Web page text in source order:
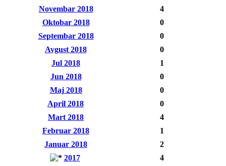
Novembar 2018
4
Oktobar 2018
0
Septembar 2018
0
Avgust 2018
0
Jul 2018
1
Jun 2018
0
Maj 2018
0
April 2018
0
Mart 2018
4
Februar 2018
1
Januar 2018
2
2017
4